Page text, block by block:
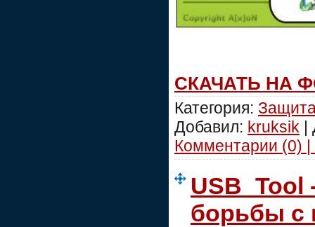
СКАЧАТЬ НА
Категория:
Добавил: kruksik |
Комментарии (0) |
борьбы с